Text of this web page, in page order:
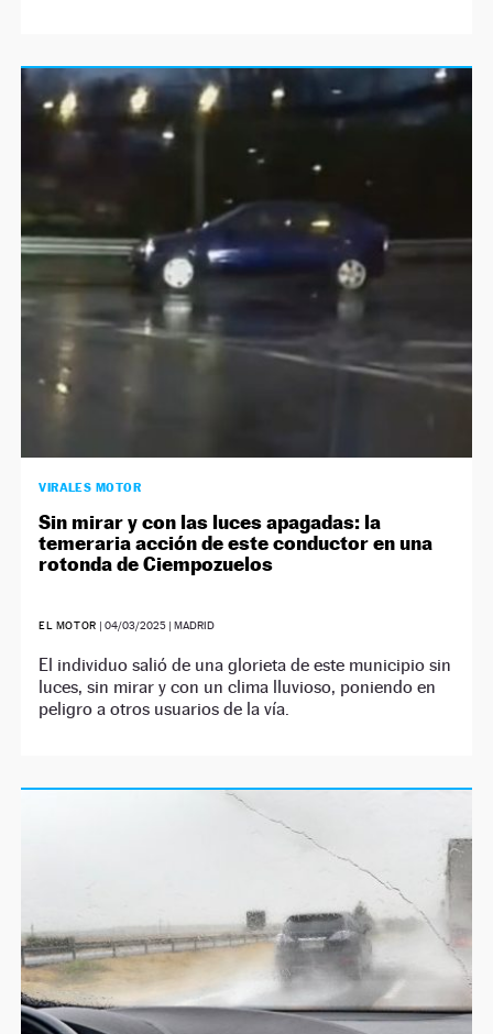
VIRALES MOTOR
Sin mirar y con las luces apagadas: la
temeraria acción de este conductor en una
rotonda de Ciempozuelos
EL MOTOR | 04/03/2025| MADRID
El individuo salió de una glorieta de este municipio sin
luces, sin mirar y con un clima lluvioso, poniendo en
peligro a otros usuarios de la vía.